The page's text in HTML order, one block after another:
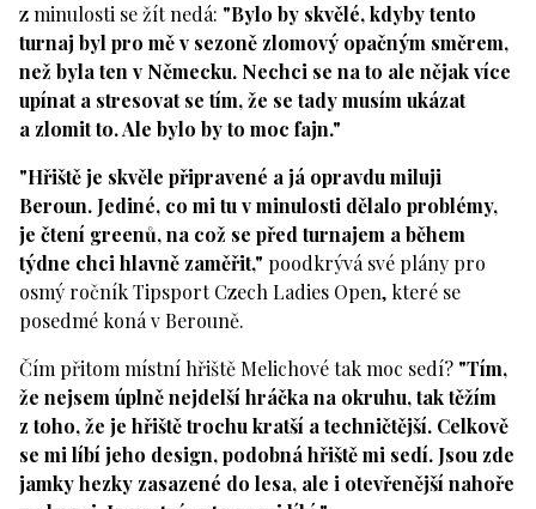
z minulosti se žít nedá: "Bylo by skvělé, kdyby tento
turnaj byl pro mě v sezoně zlomový opačným směrem,
než byla ten v Německu. Nechci se na to ale nějak více
upínat a stresovat se tím, že se tady musím ukázat
a zlomit to. Ale bylo by to moc fajn."
"Hřiště je skvěle připravené a já opravdu miluji
Beroun. Jediné, co mi tu v minulosti dělalo problémy,
je čtení greenů, na což se před turnajem a během
týdne chci hlavně zaměřit," poodkrývá své plány pro
osmý ročník Tipsport Czech Ladies Open, které se
posedmé koná v Berouně.
Čím přitom místní hřiště Melichové tak moc sedí? "Tím,
že nejsem úplně nejdelší hráčka na okruhu, tak těžím
z toho, že je hřiště trochu kratší a techničtější. Celkově
se mi líbí jeho design, podobná hřiště mi sedí. Jsou zde
jamky hezky zasazené do lesa, ale i otevřenější nahoře